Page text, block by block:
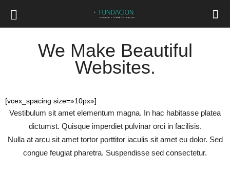
We Make Beautiful
Websites.
[vcex_spacing size=»10px»]
Vestibulum sit amet elementum magna. In hac habitasse platea
dictumst. Quisque imperdiet pulvinar orci in facilisis.
Nulla at arcu sit amet tortor porttitor iaculis sit amet eu dolor. Sed
congue feugiat pharetra. Suspendisse sed consectetur.